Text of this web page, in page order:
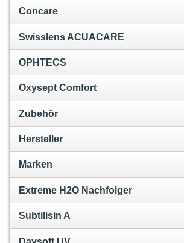
Concare
Swisslens ACUACARE
OPHTECS
Oxysept Comfort
Zubehör
Hersteller
Marken
Extreme H2O Nachfolger
Subtilisin A